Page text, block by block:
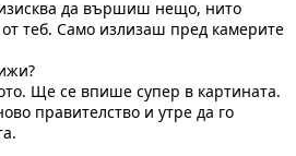
да вършиш нещо, нито
от теб. Само излизаш пред камерите
Ще се впише супер в картината.
правителство и утре да го